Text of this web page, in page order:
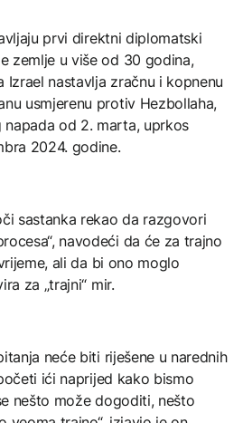
prvi direktni diplomatski
zemlje u više od 30 godina,
Izrael nastavlja zračnu i kopnenu
usmjerenu protiv Hezbollaha,
od 2. marta, uprkos
2024. godine.
sastanka rekao da razgovori
navodeći da će za trajno
ali da bi ono moglo
za „trajni“ mir.
neće biti riješene u narednih
ići naprijed kako bismo
nešto može dogoditi, nešto